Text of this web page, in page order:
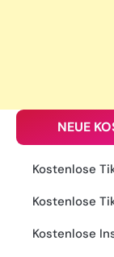
NEUE
Kostenlose
Kostenlose
Kostenlose